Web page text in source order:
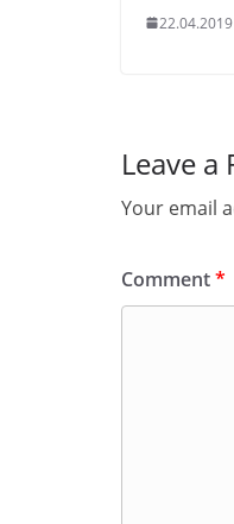
22.04.2019
Leave a
Your email
Comment*